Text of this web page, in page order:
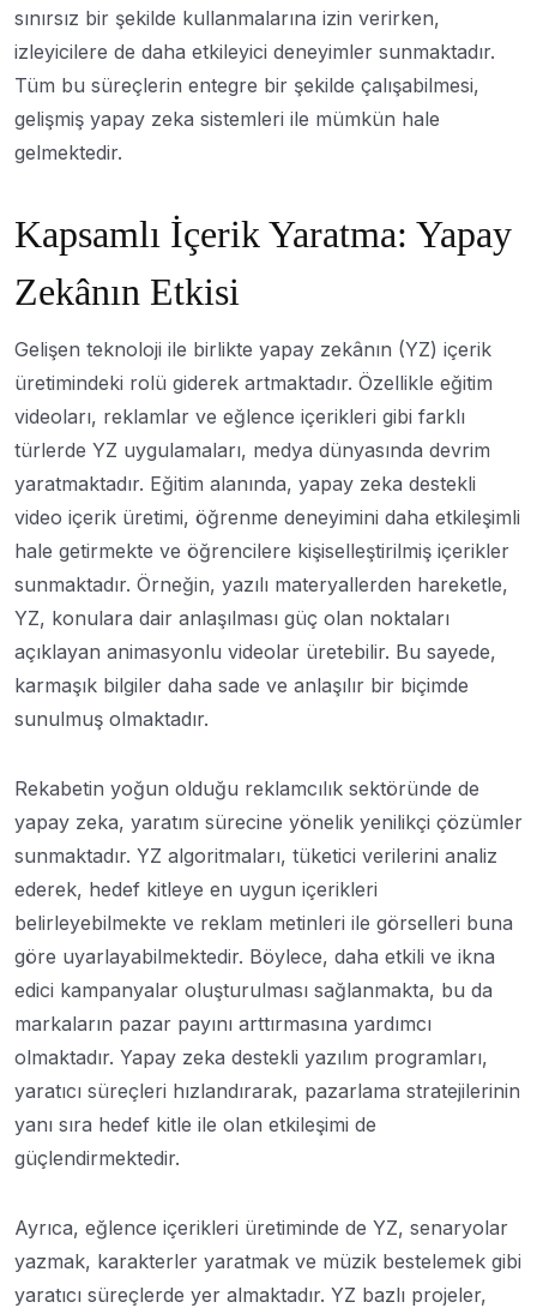
sınırsız bir şekilde kullanmalarına izin verirken,
izleyicilere de daha etkileyici deneyimler sunmaktadır.
Tüm bu süreçlerin entegre bir şekilde çalışabilmesi,
gelişmiş yapay zeka sistemleri ile mümkün hale
gelmektedir.
Kapsamlı İçerik Yaratma: Yapay
Zekânın Etkisi
Gelişen teknoloji ile birlikte yapay zekânın (YZ) içerik
üretimindeki rolü giderek artmaktadır. Özellikle eğitim
videoları, reklamlar ve eğlence içerikleri gibi farklı
türlerde YZ uygulamaları, medya dünyasında devrim
yaratmaktadır. Eğitim alanında, yapay zeka destekli
video içerik üretimi, öğrenme deneyimini daha etkileşimli
hale getirmekte ve öğrencilere kişiselleştirilmiş içerikler
sunmaktadır. Örneğin, yazılı materyallerden hareketle,
YZ, konulara dair anlaşılması güç olan noktaları
açıklayan animasyonlu videolar üretebilir. Bu sayede,
karmaşık bilgiler daha sade ve anlaşılır bir biçimde
sunulmuş olmaktadır.
Rekabetin yoğun olduğu reklamcılık sektöründe de
yapay zeka, yaratım sürecine yönelik yenilikçi çözümler
sunmaktadır. YZ algoritmaları, tüketici verilerini analiz
ederek, hedef kitleye en uygun içerikleri
belirleyebilmekte ve reklam metinleri ile görselleri buna
göre uyarlayabilmektedir. Böylece, daha etkili ve ikna
edici kampanyalar oluşturulması sağlanmakta, bu da
markaların pazar payını arttırmasına yardımcı
olmaktadır. Yapay zeka destekli yazılım programları,
yaratıcı süreçleri hızlandırarak, pazarlama stratejilerinin
yanı sıra hedef kitle ile olan etkileşimi de
güçlendirmektedir.
Ayrıca, eğlence içerikleri üretiminde de YZ, senaryolar
yazmak, karakterler yaratmak ve müzik bestelemek gibi
yaratıcı süreçlerde yer almaktadır. YZ bazlı projeler,